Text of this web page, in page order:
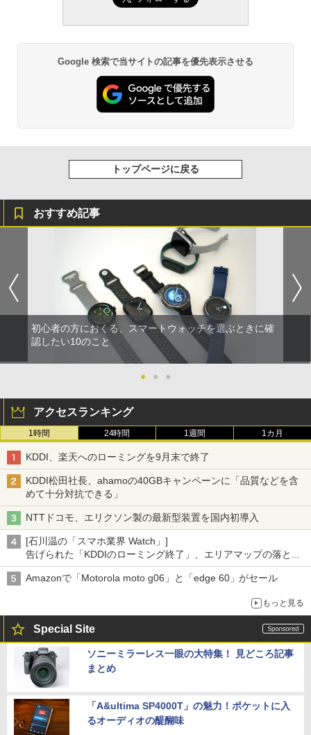
Google 検索で当サイトの記事を優先表示させる
トップページに戻る
おすすめ記事
初心者の方におくる、スマートウォッチを選ぶときに確
認したい10のこと
● ● ●
アクセスランキング
1時間 24時間 1週間 1カ月
KDDI、楽天へのローミングを9月末で終了
KDDI松田社長、ahamoの40GBキャンペーンに「品質などを含
めて十分対抗できる」
NTTドコモ、エリクソン製の最新型装置を国内初導入
[石川温の「スマホ業界 Watch」]
告げられた「KDDIのローミング終了」、エリアマップの落とし
穴と楽天モバイルの課題
Amazonで「Motorola moto g06」と「edge 60」がセール
もっと見る
Special Site
ソニーミラーレス一眼の大特集！ 見どころ記事
まとめ
「A&ultima SP4000T」の魅力！ポケットに入
るオーディオの醍醐味